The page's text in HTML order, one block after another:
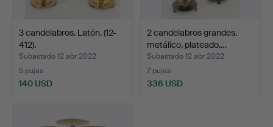
3 candelabros. Latón. (12-
412).
Subastado 12 abr 2022
5 pujas
140 USD
2 candelabros grandes.
metálico, plateado.…
Subastado 12 abr 2022
7 pujas
336 USD